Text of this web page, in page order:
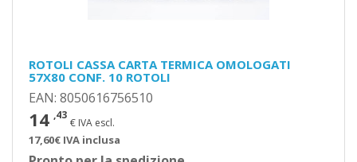
ROTOLI CASSA CARTA TERMICA OMOLOGATI
57X80 CONF. 10 ROTOLI
EAN: 8050616756510
14 ,43
€ IVA escl.
17,60€ IVA inclusa